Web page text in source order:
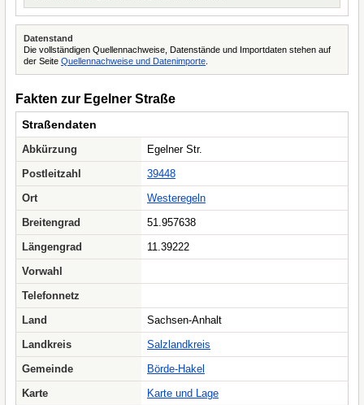
Datenstand
Die vollständigen Quellennachweise, Datenstände und Importdaten stehen auf
der Seite Quellennachweise und Datenimporte
Fakten zur Egelner Straße
Straßendaten
Abkürzung
Egelner Str.
Postleitzahl
39448
Ort
Westeregeln
Breitengrad
51.957638
Längengrad
11.39222
Vorwahl
Telefonnetz
Land
Sachsen-Anhalt
Landkreis
Salzlandkreis
Gemeinde
Börde-Hakel
Karte
Karte und Lage